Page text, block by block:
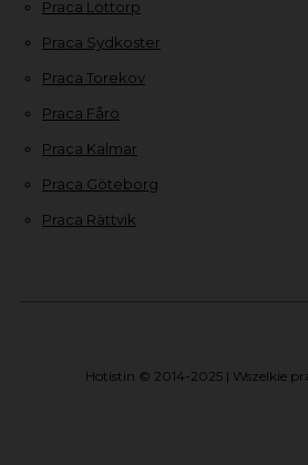
Praca Löttorp
Praca Sydkoster
Praca Torekov
Praca Fårö
Praca Kalmar
Praca Göteborg
Praca Rättvik
Hotistin © 2014-2025 | Wszelkie